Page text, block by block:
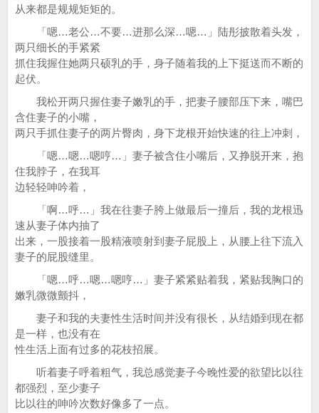
从来都是规规矩矩的。
「嗯…老公…不要…进那么深…嗯…」陆彤披散着头发，
两只细长的手紧紧
抓住我握住她两只硕乳的手，身子随着我的上下挺送而不断的
起伏。
我松开两只握住妻子嫩乳的手，把妻子腰部压下来，嘴巴
含住妻子的小嘴，
两只手抓住妻子的两片臀肉，身下龙根开始快速的往上冲刺，
「嗯…嗯…嗯哼…」妻子被含住小嘴后，又挣脱开来，抱
住我脖子，在我耳
边轻轻呻吟着，
「啊…呼…」我在往妻子胯上做最后一撞后，我的龙根迅
速从妻子体内抽了
出来，一股接着一股精液喷射到妻子屁股上，从腰上往下流入
妻子的屁股缝里。
「嗯…呼…嗯…嗯哼…」妻子紧紧贴着我，紧贴我胸口的
嫩乳微微颤抖，
妻子和我的夫妻性生活时间并没有很长，从结婚到现在都
是一样，也没有在
性生活上面有过多的花枝招展。
听着妻子呼着粗气，我总感觉妻子今晚性爱的欲望比以往
都强烈，至少妻子
比以往的呻吟次数好像多了一点。